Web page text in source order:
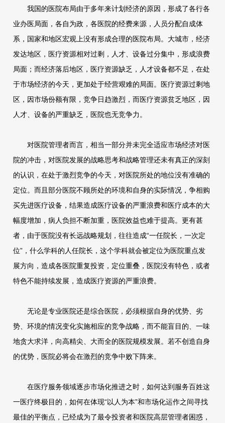
我国的医院布局由于多年来计划经济的原因，形成了各行各
业办医局面，各自为政，各医院的经费来源，人员分配自成体
系，国家和地区宏观上没有形成合理的医院布局。大城市，经济
发达地区，医疗资源相对过剩，人才、设备过分集中，形成浪费
局面；而经济落后地区，医疗资源缺乏，人才设备都不足，在处
于市场经济的今天，更加处于经营艰难的局面。医疗资源过剩地
区，因市场份额有限，竞争日趋激烈，而医疗资源贫乏地区，因
人才、设备的严重缺乏，医院也无竞争力。
对医院管理者而言，相当一部分并未完全适应市场经济对医
院的冲击，对医院发展的战略思考和战略管理还未有真正的深刻
的认识，在处于激烈竞争的今天，对医院所处的地位没有准确的
定位。而且部分医院不顾所处的环境和自身的实际情况，争相购
买先进医疗设备，结果造成医疗设备的严重浪费和医疗成本的大
幅度增加，病人负担不断加重，医院效益也难于提高。更有甚
者，由于医院没有长远战略规划，往往造成“一任院长，一次定
位”，什么学科的人任院长，这个学科就会被定位为医院重点发
展方向，造成各医院重复投资，定位重叠，医院没有特色，或者
特色不能持续发展，造成医疗资源的严重浪费。
无论是专业医院还是综合医院，必须根据自身的优势、劣
势、环境的情况变化实施相应的竞争战略，而不能盲目的、一味
地贪大求洋，向高精尖、大而全的医院规模发展。若不创造自身
的优势，医院必将会在激烈的竞争中败下阵来。
在医疗服务领域逐步市场化推进之时，如何达到服务百姓这
一医疗终极目的，如何在体现“以人为本”和市场化运作之间寻找
最佳的平衡点，已经成为了最令投资者和医院高层管理者困惑，